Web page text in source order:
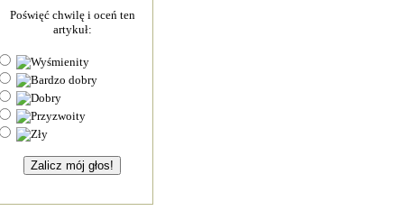
Poświęć chwilę i oceń ten
artykuł: